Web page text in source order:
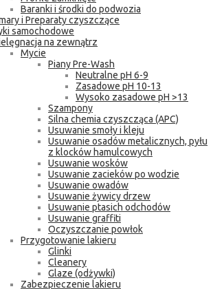
Baranki i środki do podwozia
i Preparaty czyszczące
samochodowe
na zewnątrz
Mycie
Piany Pre-Wash
Neutralne pH 6-9
Zasadowe pH 10-13
Wysoko zasadowe pH >13
Szampony
Silna chemia czyszcząca (APC)
Usuwanie smoły i kleju
Usuwanie osadów metalicznych, pyłu
z klocków hamulcowych
Usuwanie wosków
Usuwanie zacieków po wodzie
Usuwanie owadów
Usuwanie żywicy drzew
Usuwanie ptasich odchodów
Usuwanie graffiti
Oczyszczanie powłok
Przygotowanie lakieru
Glinki
Cleanery
Glaze (odżywki)
Zabezpieczenie lakieru